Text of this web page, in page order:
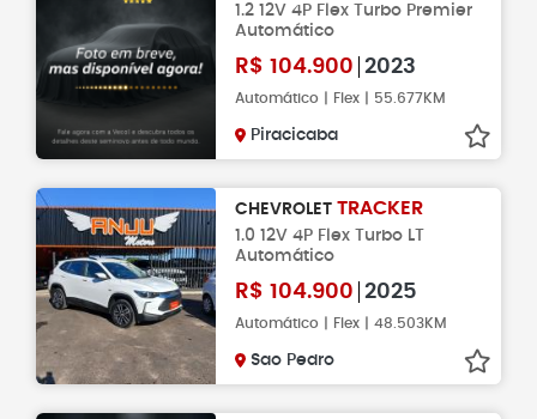
1.2 12V 4P Flex Turbo Premier
Automático
R$ 104.900 2023
Automático | Flex | 55.677KM
Piracicaba
CHEVROLET TRACKER
1.0 12V 4P Flex Turbo LT
Automático
R$ 104.900 2025
Automático | Flex | 48.503KM
Sao Pedro